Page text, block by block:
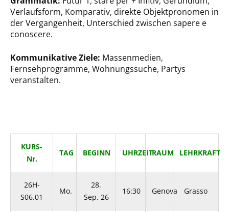
Verlaufsform, Komparativ, direkte Objektpronomen in
der Vergangenheit, Unterschied zwischen sapere e
conoscere.
Kommunikative Ziele: Massenmedien,
Fernsehprogramme, Wohnungssuche, Partys
veranstalten.
KURS-
Nr.
TAG BEGINN UHRZEITRAUM LEHRKRAFT
26H-
S06.01
Mo.
28.
Sep. 26
16:30 Genova Grasso